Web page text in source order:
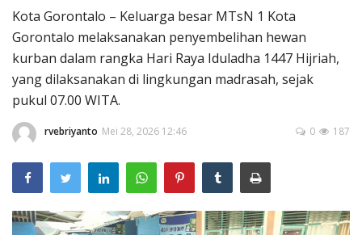
Kontak
OPINI
Syarat dan Ketentuan
Aplikasi
Pengumuman
Layanan Publik
Whistleblowing System
Kota Gorontalo – Keluarga besar MTsN 1 Kota
Gorontalo melaksanakan penyembelihan hewan
kurban dalam rangka Hari Raya Iduladha 1447 Hijriah,
yang dilaksanakan di lingkungan madrasah, sejak
pukul 07.00 WITA.
rvebriyanto Mei 28, 2026 12:46 187
0